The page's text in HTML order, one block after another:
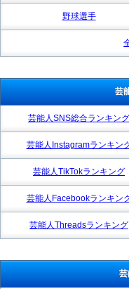
野球選手
芸
芸能人SNS総合ランキング
芸能人Instagramランキン
芸能人TikTokランキング
芸能人Facebookランキン
芸能人Threadsランキング